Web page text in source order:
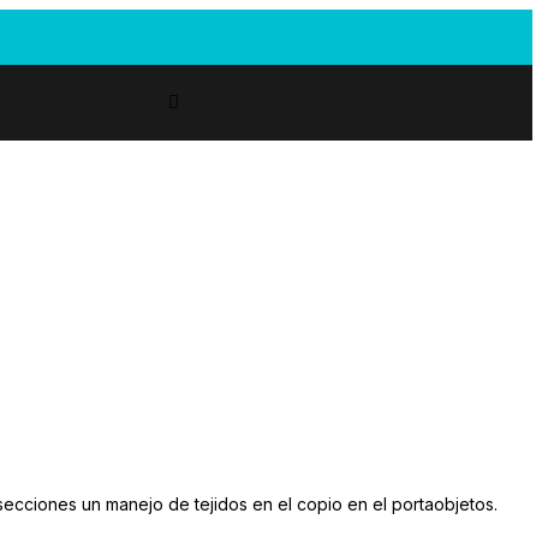
un manejo de tejidos en el copio en el portaobjetos.